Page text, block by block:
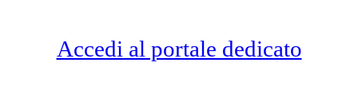
Accedi al portale dedicato